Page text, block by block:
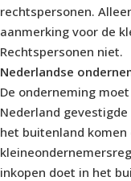
rechtspersonen.
aanmerking voor de
Rechtspersonen niet.
Nederlandse
De onderneming
Nederland
het buitenland
inkopen doet in het